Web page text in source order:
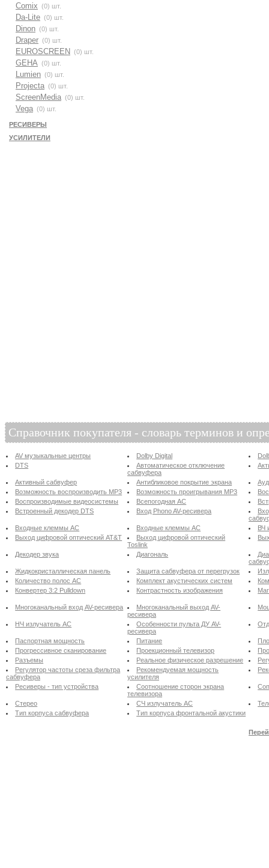
Comix (0) шт.
Da-Lite (0) шт.
Dinon (0) шт.
Draper (0) шт.
EUROSCREEN (0) шт.
GEHA (0) шт.
Lumien (0) шт.
Projecta (0) шт.
ScreenMedia (0) шт.
Vega (0) шт.
РЕСИВЕРЫ
УСИЛИТЕЛИ
Справочник покупателя - словарь терминов и
AV музыкальные центры Dolby Digital
DTS
Автоматическое отключение
сабвуфера
Активный сабвуфер Антибликовое покрытие экрана
Возможность воспроизводить MP3
Возможность проигрывания MP3
Воспроизводимые видеосистемы
Всепогодная АС
Встроенный декодер DTS
Вход Phono AV-ресивера
Входные клеммы АС
Входные клеммы АС
ВЧ
Выход цифровой оптический AT&T
Выход цифровой оптический
Toslink
Декодер звука Диагональ
Жидкокристаллическая панель
Защита сабвуфера от перегрузок
Количество полос АС
Комплект акустических систем
Конвертер 3:2 Pulldown
Контрастность изображения
Многоканальный вход AV-ресивера
Многоканальный выход AV-
ресивера
НЧ излучатель АС
Особенности пульта ДУ AV-
ресивера
Паспортная мощность Питание
Прогрессивное сканирование
Проекционный телевизор
Разъемы
Реальное физическое разрешение
Регулятор частоты среза фильтра
сабвуфера
Рекомендуемая мощность
усилителя
Ресиверы - тип устройства
Соотношение сторон экрана
телевизора
Стерео СЧ излучатель АС
Тип корпуса сабвуфера
Тип корпуса фронтальной акустики